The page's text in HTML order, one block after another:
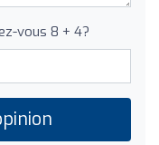
vous 8 + 4?